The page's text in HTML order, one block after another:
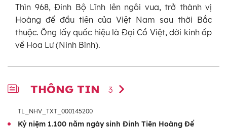
Thìn 968, Đinh Bộ Lĩnh lên ngôi vua, trở thành vị
Hoàng đế đầu tiên của Việt Nam sau thời Bắc
thuộc. Ông lấy quốc hiệu là Đại Cồ Việt, dời kinh ấp
về Hoa Lư (Ninh Bình).
THÔNG TIN 3
TL_NHV_TXT_000145200
Kỷ niệm 1.100 năm ngày sinh Đinh Tiên Hoàng Đế